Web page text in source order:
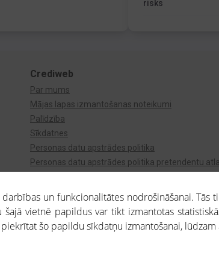
risks
Crediweb
Par mums
Mājas lapas izmantošanas noteikumi
Palīdzība
Sīkdatnes
Personas datu apstrādes politika
Personas datu apstrādes politika pretendentu
ietvaros saņemtajai informācijai ir uzziņas raksturs, un tai nav
un funkcionalitātes nodrošināšanai. Tās
vietnē papildus var tikt izmantotas
piekrītat šo papildu sīkdatņu izmantošanai, lūdzam